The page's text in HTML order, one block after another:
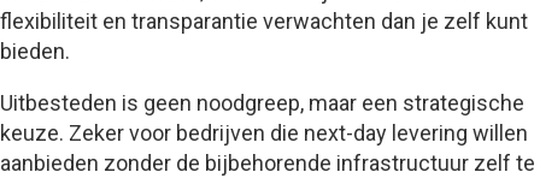
flexibiliteit en transparantie verwachten dan je zelf kunt
bieden.
Uitbesteden is geen noodgreep, maar een strategische
keuze. Zeker voor bedrijven die next-day levering willen
aanbieden zonder de bijbehorende infrastructuur zelf te